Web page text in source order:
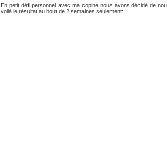
En petit défi personnel avec ma copine nous avons décidé de
voilà le résultat au bout de 2 semaines seulement: